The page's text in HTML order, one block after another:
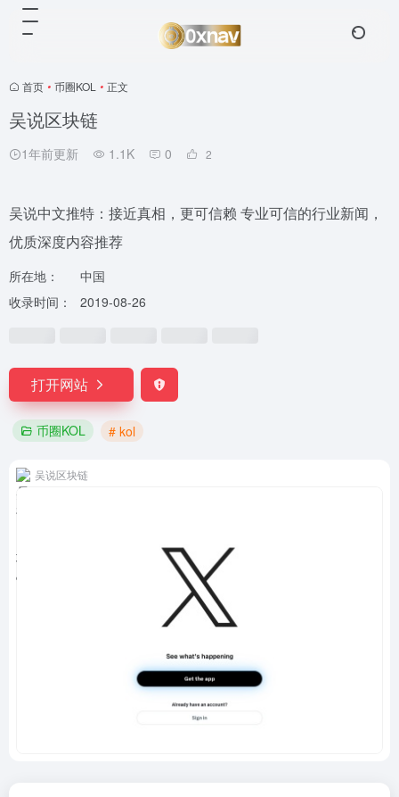
首页 • 币圈KOL • 正文
吴说区块链
1年前更新 1.1K 0 2
吴说中文推特：接近真相，更可信赖 专业可信的行业新闻，
优质深度内容推荐
所在地：
中国
收录时间：
2019-08-26
打开网站
币圈KOL # kol
吴说区块链